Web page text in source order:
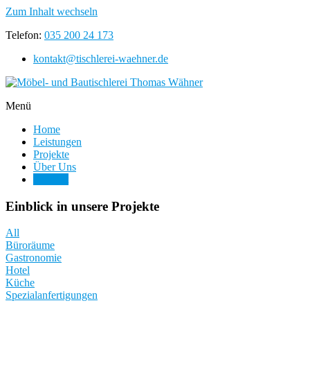
Zum Inhalt wechseln
Telefon: 035 200 24 173
kontakt@tischlerei-waehner.de
Möbel- und Bautischlerei Thomas Wähner
Ihr Spezialist für Holzausbauten aus Sachsen
Menü
Home
Leistungen
Projekte
Über Uns
Einblick in unsere Projekte
All
Büroräume
Gastronomie
Hotel
Küche
Spezialanfertigungen